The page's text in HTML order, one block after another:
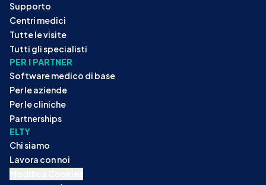
Supporto
Centri medici
Tutte le visite
Tutti gli specialisti
PER I PARTNER
Software medico di base
Per le aziende
Per le cliniche
Partnerships
ELTY
Chi siamo
Lavora con noi